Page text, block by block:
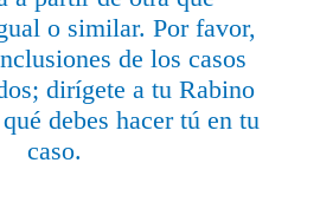
o similar. Por favor,
de los casos
dirígete a tu Rabino
debes hacer tú en tu
caso.